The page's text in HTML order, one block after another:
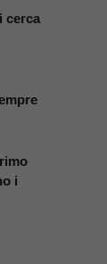
cerca
i